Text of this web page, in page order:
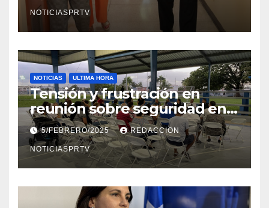
NOTICIASPRTV
NOTICIAS ULTIMA HORA
Tensión y frustración en
reunión sobre seguridad en
Reparto Metropolitano
5/FEBRERO/2025 REDACCION
NOTICIASPRTV